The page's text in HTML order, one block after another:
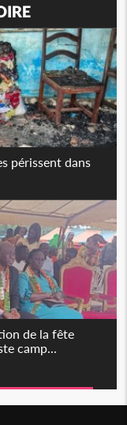
périssent dans
de la fête
camp...